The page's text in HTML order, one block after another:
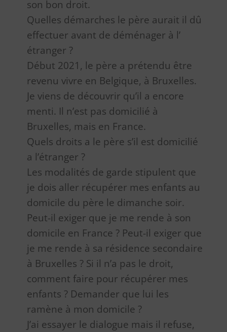
son bon droit.
Quelles démarches le père aurait il dû
effectuer avant de déménager à l’
étranger ?
Début 2021, le père a prétendu être
revenu vivre en Belgique, à Bruxelles.
Je viens de découvrir qu’il a encore
menti. Il n’est pas domicilié à
Bruxelles, mais en France.
Quels droits a le père s’il est domicilié
a l’étranger ?
Les modalités de garde stipulent que
je dois aller récupérer mes enfants au
domicile du père le dimanche soir.
Peut-il exiger que je me rende à son
domicile en France ? Peut-il exiger que
je me rende à sa résidence secondaire
à Bruxelles ? Si il n’a pas le droit,
comment faire pour récupérer mes
enfants ? Demander que lui les
ramène à mon domicile ?
J’ai essayer le dialogue mais il refuse,